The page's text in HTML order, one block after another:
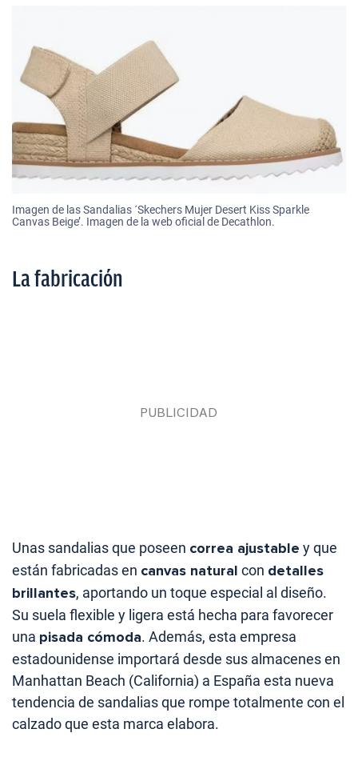
Imagen de las Sandalias ´Skechers Mujer Desert Kiss Sparkle
Canvas Beige’. Imagen de la web oficial de Decathlon.
La fabricación
Unas sandalias que poseen correa ajustable y que
están fabricadas en canvas natural con detalles
brillantes, aportando un toque especial al diseño.
Su suela flexible y ligera está hecha para favorecer
una pisada cómoda. Además, esta empresa
estadounidense importará desde sus almacenes en
Manhattan Beach (California) a España esta nueva
tendencia de sandalias que rompe totalmente con el
calzado que esta marca elabora.